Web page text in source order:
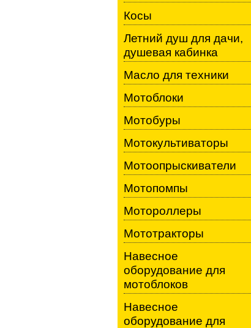
Косы
Летний душ для дачи,
душевая кабинка
Масло для техники
Мотоблоки
Мотобуры
Мотокультиваторы
Мотоопрыскиватели
Мотопомпы
Мотороллеры
Мототракторы
Навесное
оборудование для
мотоблоков
Навесное
оборудование для